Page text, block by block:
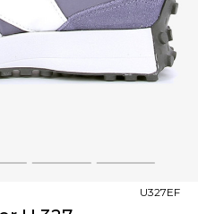
4 5
U327EF